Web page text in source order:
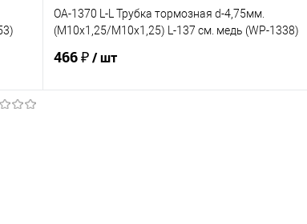
OA-1370 L-L Трубка тормозная d-4,75мм.
(М10х1,25/М10х1,25) L-137 см. медь (WP-1338)
466 ₽/ шт